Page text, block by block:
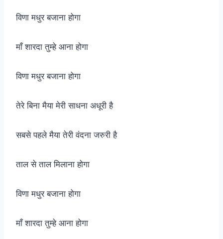
विणा मधुर बजाना होगा
माँ शारदा तुम्हे आना होगा
विणा मधुर बजाना होगा
तेरे बिना मैया मेरी साधना अधूरी है
सबसे पहले मैया तेरी वंदना जरुरी है
ताल से ताल मिलाना होगा
विणा मधुर बजाना होगा
माँ शारदा तुम्हे आना होगा